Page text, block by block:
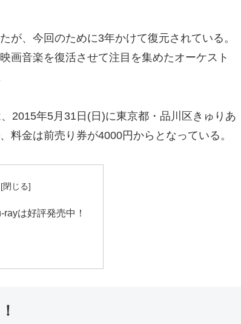
が、今回のために3年かけて復元されている。
画音楽を復活させて注目を集めたオーケスト
2015年5月31日(日)に東京都・品川区きゅりあ
料金は前売り券が4000円からとなっている。
rayは好評発売中！